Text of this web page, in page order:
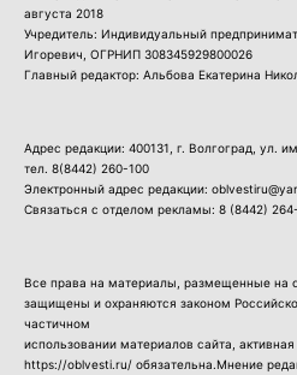
августа 2018
Учредитель: Индивидуальный
Игоревич, ОГРНИП 308345929800026
Главный редактор: Альбова Екатерина
Адрес редакции: 400131, г. Волгоград, ул.
тел. 8(8442) 260-100
Электронный адрес редакции:
Связаться с отделом рекламы: 8 (8442)
Все права на материалы, размещенные на
защищены и охраняются законом
частичном
использовании материалов сайта,
https://oblvesti.ru/ обязательна.Мнение